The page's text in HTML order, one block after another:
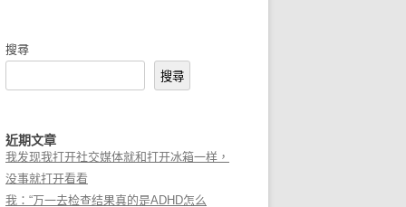
搜尋
搜尋
近期文章
我发现我打开社交媒体就和打开冰箱一样，
没事就打开看看
我：“万一去检查结果真的是ADHD怎么